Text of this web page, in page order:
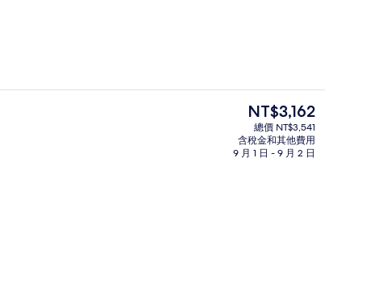
雙人或雙床房 | 免費無線上網、床單
目
前
的
價
NT$3,162
總價 NT$3,541
含稅金和其他費用
9 月 1 日 - 9 月 2 日